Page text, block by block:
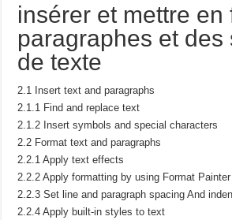
insérer et mettre en
paragraphes et des
de texte
2.1 Insert text and paragraphs
2.1.1 Find and replace text
2.1.2 Insert symbols and special characters
2.2 Format text and paragraphs
2.2.1 Apply text effects
2.2.2 Apply formatting by using Format Painter
2.2.3 Set line and paragraph spacing And
2.2.4 Apply built-in styles to text